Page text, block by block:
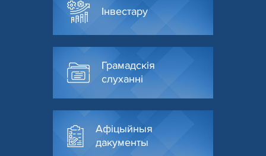
Інвестару
Грамадскія
слуханні
Афіцыйныя
дакументы